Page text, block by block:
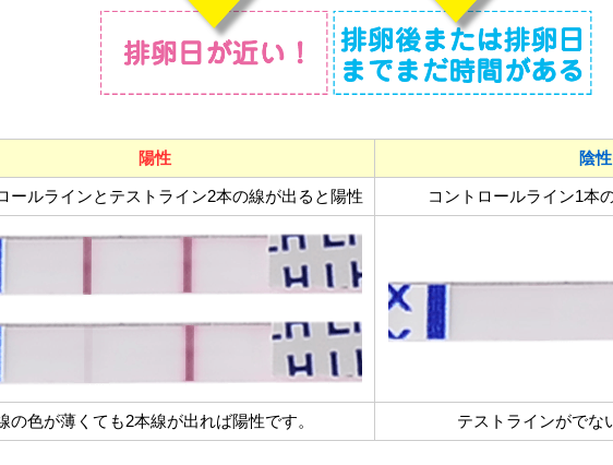
陽性 陰性
ールラインとテストライン2本の線が出ると陽性 コントロールライン1本
の色が薄くても2本線が出れば陽性です。 テストラインがでな